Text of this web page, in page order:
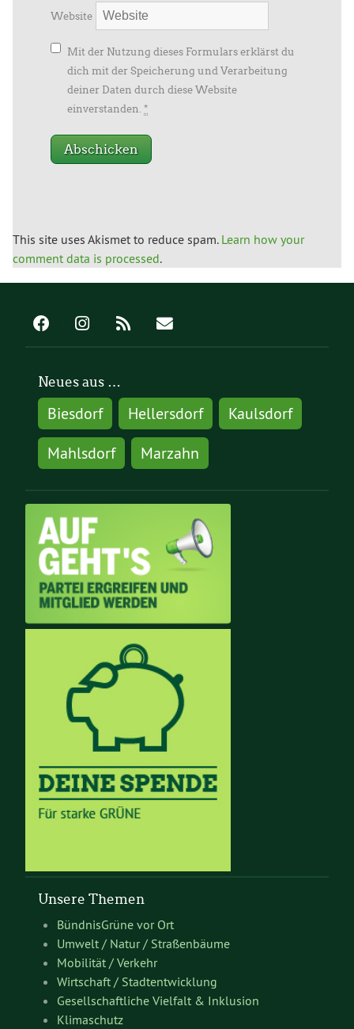
Website
Mit der Nutzung dieses Formulars erklärst du
dich mit der Speicherung und Verarbeitung
deiner Daten durch diese Website
einverstanden. *
This site uses Akismet to reduce spam. Learn how your
comment data is processed.
Neues aus …
Biesdorf Hellersdorf
Kaulsdorf
Mahlsdorf
Marzahn
Unsere Themen
BündnisGrüne vor Ort
Umwelt / Natur / Straßenbäume
Mobilität / Verkehr
Wirtschaft / Stadtentwicklung
Gesellschaftliche Vielfalt & Inklusion
Klimaschutz